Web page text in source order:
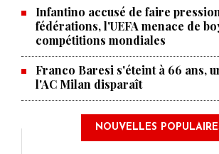
Infantino accusé de faire
fédérations, l'UEFA menace de
compétitions mondiales
Franco Baresi s'éteint à 66 ans,
l'AC Milan disparaît
NOUVELLES